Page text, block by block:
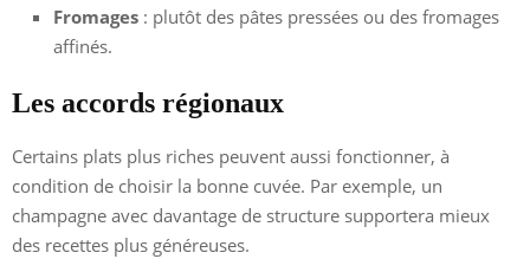
Fromages : plutôt des pâtes pressées ou des fromages
affinés.
Les accords régionaux
Certains plats plus riches peuvent aussi fonctionner, à
condition de choisir la bonne cuvée. Par exemple, un
champagne avec davantage de structure supportera mieux
des recettes plus généreuses.